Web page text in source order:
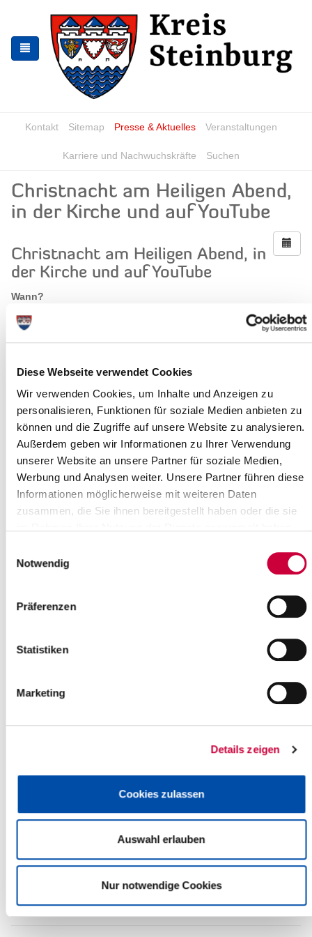
Diese Webseite verwendet Cookies
Wir verwenden Cookies, um Inhalte und Anzeigen zu
personalisieren, Funktionen für soziale Medien anbieten zu
können und die Zugriffe auf unsere Website zu analysieren.
Außerdem geben wir Informationen zu Ihrer Verwendung
unserer Website an unsere Partner für soziale Medien,
Werbung und Analysen weiter. Unsere Partner führen diese
Informationen möglicherweise mit weiteren Daten
zusammen, die Sie ihnen bereitgestellt haben oder die sie
Notwendig
Präferenzen
Statistiken
Marketing
Details zeigen
Cookies zulassen
Auswahl erlauben
Nur notwendige Cookies
springen
springen
Kontakt Sitemap Presse & Aktuelles Veranstaltungen
Karriere und Nachwuchskräfte Suchen
Christnacht am Heiligen Abend,
in der Kirche und auf YouTube
Christnacht am Heiligen Abend, in
der Kirche und auf YouTube
Wann?
Uhrzeit:
23:00 Uhr
St.-Jakobi-Kirche, Viertkoppel 13 ,Itzehoe
Veranstaltung , Gottesdienste , Kirche
Langbeschreibung
Alle sind herzlich eingeladen, mit uns die Geburt von Jesus
Christus zu feiern
Quelle
Ev.-Luth. Kirchengemeinde St. Jakobi-Itzehoe
Telefon:+49 4821 41099
Zurück zur Auswahl
+
Leaflet| ©OpenStreetMapcontributors